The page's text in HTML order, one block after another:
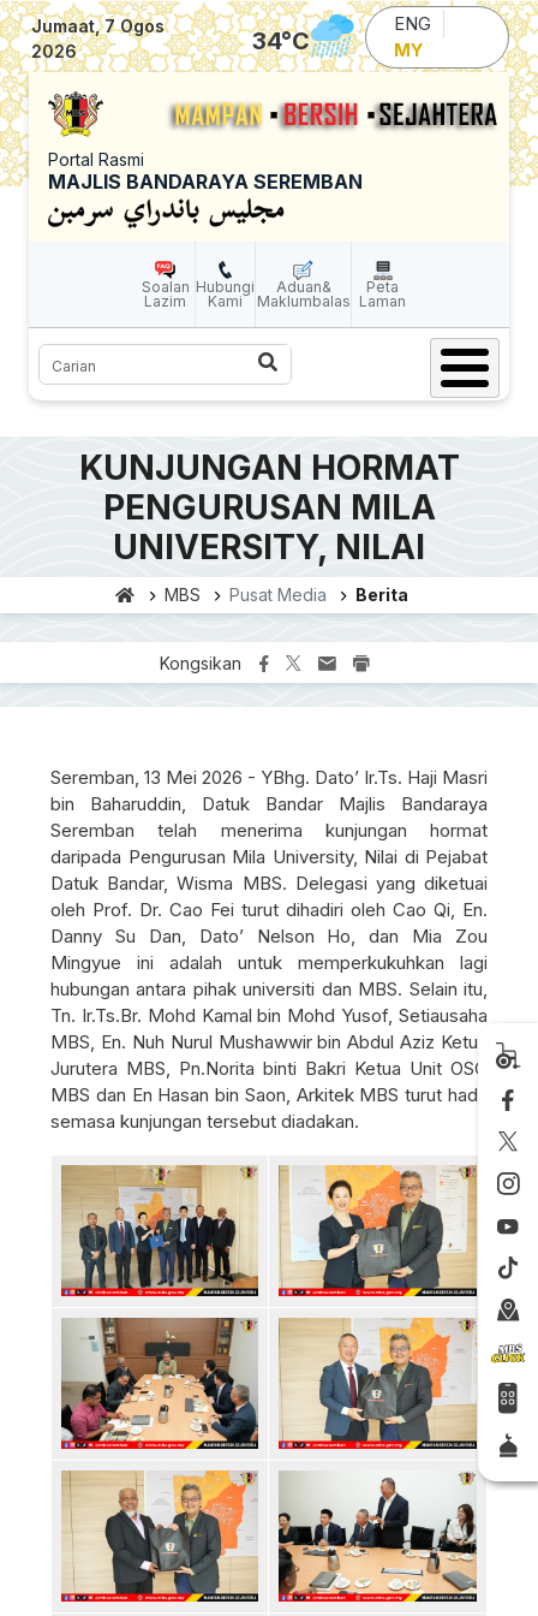
Skip to main content
Jumaat, 7 Ogos
2026
34°C
ENG
MY
Portal Rasmi
MAJLIS BANDARAYA SEREMBAN
Soalan
Lazim
Hubungi
Kami
Aduan&
Maklumbalas
Peta
Laman
Carian
KUNJUNGAN HORMAT
PENGURUSAN MILA
UNIVERSITY, NILAI
MBS Pusat Media Berita
Kongsikan
Seremban, 13 Mei 2026 - YBhg. Dato’ Ir.Ts. Haji Masri
bin Baharuddin, Datuk Bandar Majlis Bandaraya
Seremban telah menerima kunjungan hormat
daripada Pengurusan Mila University, Nilai di Pejabat
Datuk Bandar, Wisma MBS. Delegasi yang diketuai
oleh Prof. Dr. Cao Fei turut dihadiri oleh Cao Qi, En.
Danny Su Dan, Dato’ Nelson Ho, dan Mia Zou
Mingyue ini adalah untuk memperkukuhkan lagi
hubungan antara pihak universiti dan MBS. Selain itu,
Tn. Ir.Ts.Br. Mohd Kamal bin Mohd Yusof, Setiausaha
MBS, En. Nuh Nurul Mushawwir bin Abdul Aziz Ketua
Jurutera MBS, Pn.Norita binti Bakri Ketua Unit OSC
MBS dan En Hasan bin Saon, Arkitek MBS turut hadir
semasa kunjungan tersebut diadakan.